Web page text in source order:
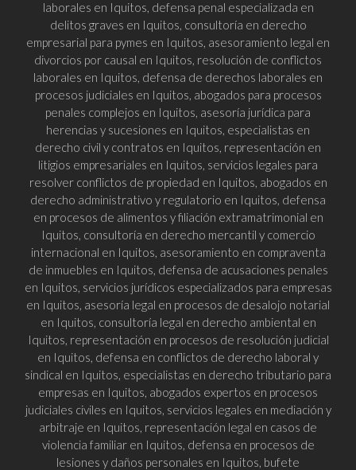
laborales en Iquitos, defensa penal especializada en
delitos graves en Iquitos, consultoría en derecho
empresarial para pymes en Iquitos, asesoramiento legal en
divorcios por causal en Iquitos, resolución de conflictos
laborales en Iquitos, defensa de derechos laborales en
procesos judiciales en Iquitos, abogados para procesos
penales complejos en Iquitos, asesoría jurídica para
herencias y sucesiones en Iquitos, especialistas en
derecho civil y contratos en Iquitos, representación en
litigios empresariales en Iquitos, servicios legales para
resolver conflictos de propiedad en Iquitos, abogados en
derecho administrativo y regulatorio en Iquitos, defensa
en procesos de alimentos y filiación extramatrimonial en
Iquitos, consultoría en derecho mercantil y comercio
internacional en Iquitos, asesoramiento en compraventa
de inmuebles en Iquitos, defensa de acusaciones penales
en Iquitos, servicios jurídicos especializados para empresas
en Iquitos, asesoría legal en procesos de desalojo notarial
en Iquitos, consultoría legal en derecho ambiental en
Iquitos, representación en procesos de resolución judicial
en Iquitos, defensa en conflictos de derecho laboral y
sindical en Iquitos, especialistas en derecho tributario para
empresas en Iquitos, abogados expertos en procesos
judiciales civiles en Iquitos, servicios legales en mediación y
arbitraje en Iquitos, representación legal en casos de
violencia familiar en Iquitos, defensa en procesos de
lesiones y daños personales en Iquitos, bufete